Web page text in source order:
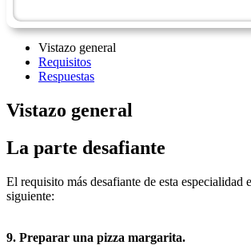
Vistazo general
Requisitos
Respuestas
Vistazo general
La parte desafiante
El requisito más desafiante de esta especialidad
siguiente:
9. Preparar una pizza margarita.